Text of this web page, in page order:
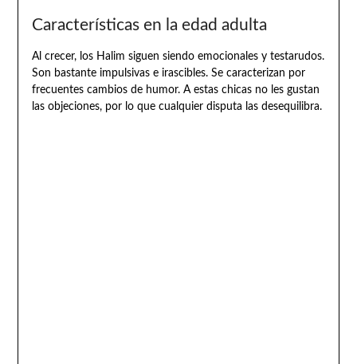
Características en la edad adulta
Al crecer, los Halim siguen siendo emocionales y testarudos.
Son bastante impulsivas e irascibles. Se caracterizan por
frecuentes cambios de humor. A estas chicas no les gustan
las objeciones, por lo que cualquier disputa las desequilibra.